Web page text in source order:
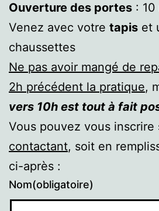
Ouverture des portes :
Venez avec votre tapis et
chaussettes
Ne pas avoir mangé de
2h précédent la pratique,
vers 10h est tout à fait
Vous pouvez vous inscrire
contactant, soit en
ci-après :
Nom(obligatoire)